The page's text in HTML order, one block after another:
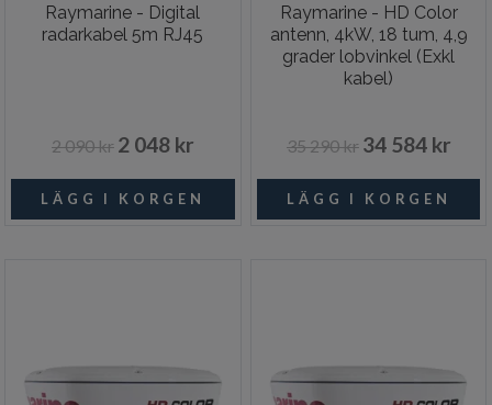
Raymarine - Digital
radarkabel 5m RJ45
2 090 kr 2 048 kr
Raymarine - HD Color
antenn, 4kW, 18 tum, 4,9
grader lobvinkel (Exkl
kabel)
35 290 kr 34 584 kr